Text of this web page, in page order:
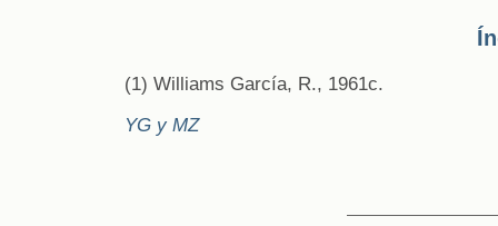
(1) Williams García, R., 1961c.
YG y MZ